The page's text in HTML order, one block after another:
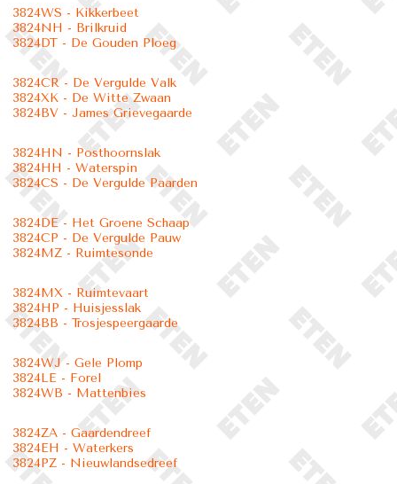
3824WS - Kikkerbeet
3824NH - Brilkruid
3824DT - De Gouden Ploeg
3824CR - De Vergulde Valk
3824XK - De Witte Zwaan
3824BV - James Grievegaarde
3824HN - Posthoornslak
3824HH - Waterspin
3824CS - De Vergulde Paarden
3824DE - Het Groene Schaap
3824CP - De Vergulde Pauw
3824MZ - Ruimtesonde
3824MX - Ruimtevaart
3824HP - Huisjesslak
3824BB - Trosjespeergaarde
3824WJ - Gele Plomp
3824LE - Forel
3824WB - Mattenbies
3824ZA - Gaardendreef
3824EH - Waterkers
3824PZ - Nieuwlandsedreef